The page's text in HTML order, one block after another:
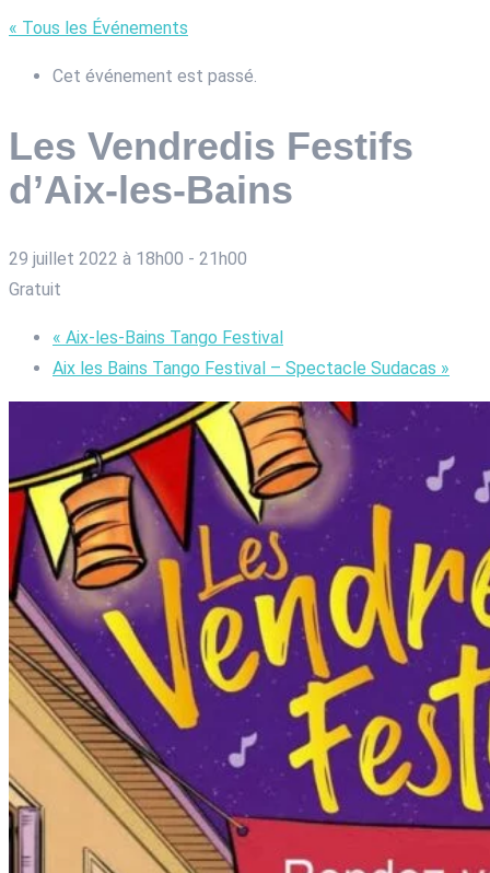
« Tous les Événements
Cet événement est passé.
Les Vendredis Festifs
d’Aix-les-Bains
29 juillet 2022 à 18h00 - 21h00
Gratuit
« Aix-les-Bains Tango Festival
Aix les Bains Tango Festival – Spectacle Sudacas »